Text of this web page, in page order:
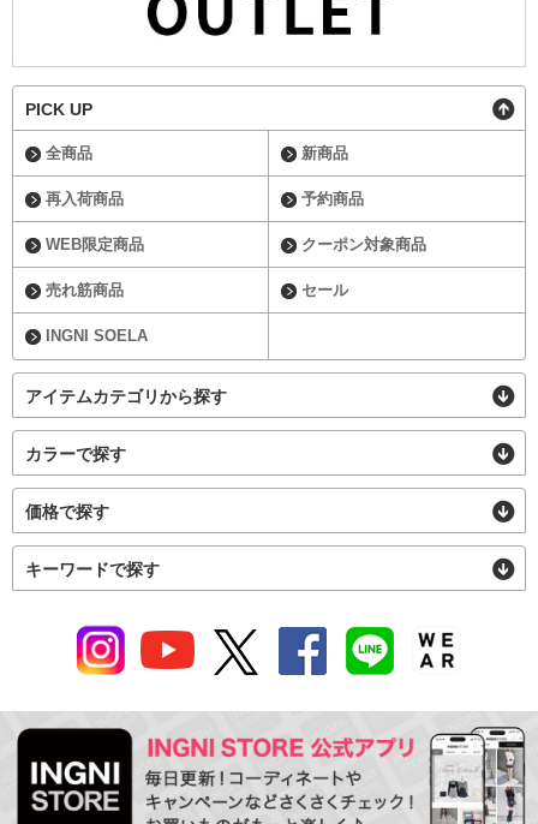
PICK UP
全商品 新商品
再入荷商品 予約商品
WEB限定商品 クーポン対象商品
売れ筋商品 セール
INGNI SOELA
アイテムカテゴリから探す
カラーで探す
価格で探す
キーワードで探す